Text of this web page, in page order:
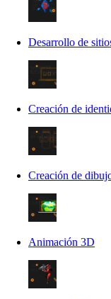
Desarrollo de
Creación de
Creación de
Animación 3D